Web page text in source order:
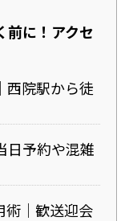
前に！アクセ
西院駅から徒
日予約や混雑
術｜歓送迎会